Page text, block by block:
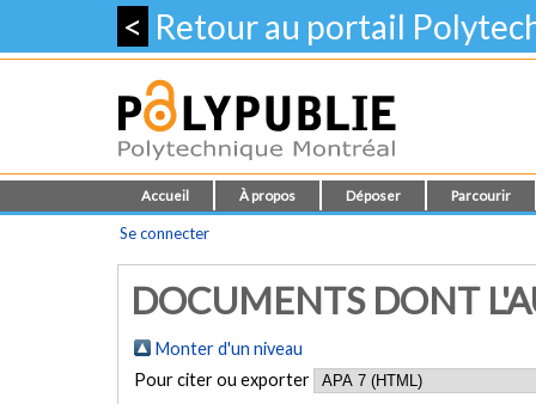
< Retour au portail
Accueil À propos Déposer Parcourir
Se connecter
DOCUMENTS DONT
Monter d'un niveau
Pour citer ou exporter